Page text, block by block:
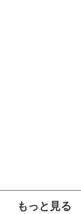
もっと見る